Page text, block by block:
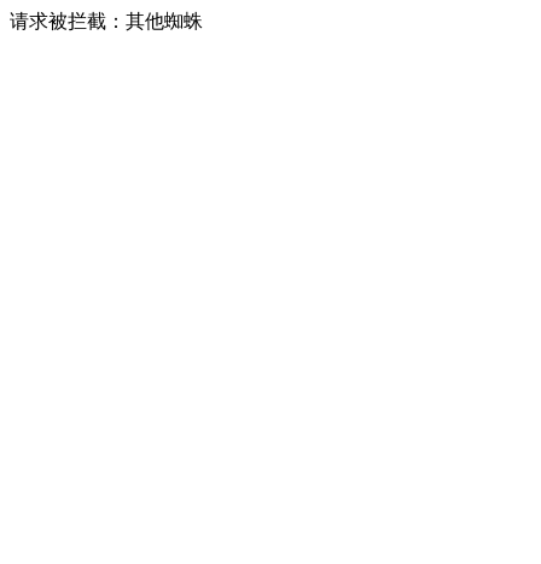
请求被拦截：其他蜘蛛